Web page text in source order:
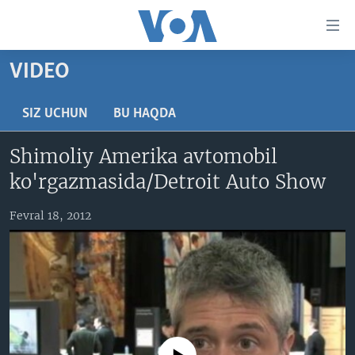
boring
Boshiga
Qidiruvga
AMERIKA
VATANDOSHLAR
MULTIMEDIA
AMERIKA MANZARALARI
XALQARO HAYOT
VASHINGTON CHOYXONASI
MOBIL-SALOM!
IJTIMOIY TARMOQLAR
FACEBOOK
YOUTUBE
INSTAGRAM
INGLIZ TILI DARSLARI
EDITORIAL
VIDEO
SIZ UCHUN BU HAQDA
Shimoliy Amerika avtomobil
ko'rgazmasida/Detroit Auto Show
Fevral 18, 2012